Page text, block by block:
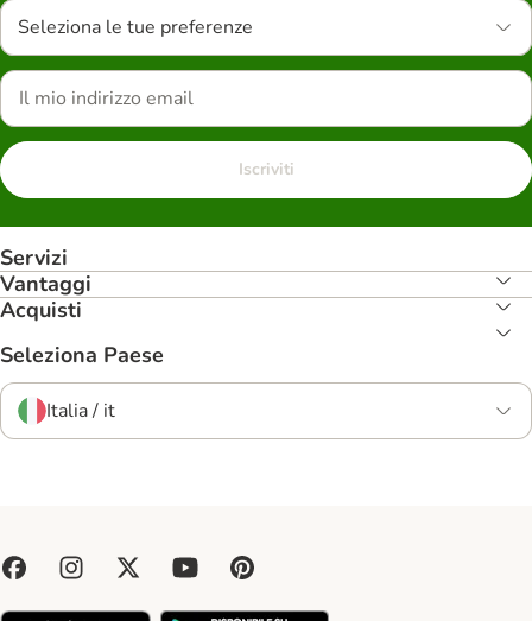
Seleziona le tue preferenze
Iscriviti
Servizi
Vantaggi
Acquisti
Seleziona Paese
Italia / it